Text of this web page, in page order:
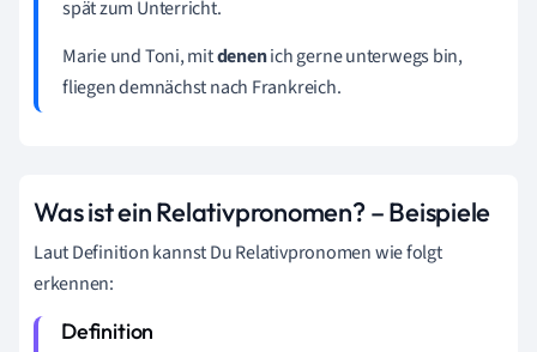
spät zum Unterricht.
Marie und Toni,mitdenenich gerne unterwegs bin,
fliegen demnächst nach Frankreich.
Was ist ein Relativpronomen? – Beispiele
Laut Definition kannst Du Relativpronomen wie folgt
erkennen: